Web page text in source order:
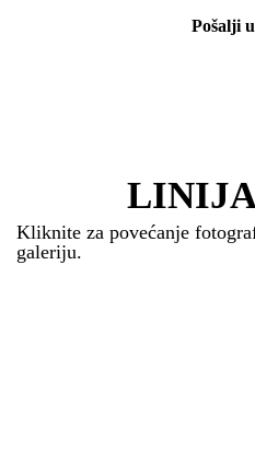
Pošalji
LINIJA
Kliknite za povećanje
galeriju.